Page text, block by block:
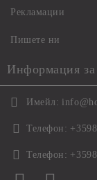
Рекламации
Пишете ни
Информация за
Имейл:
Телефон:
Телефон: